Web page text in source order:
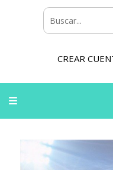
CREAR